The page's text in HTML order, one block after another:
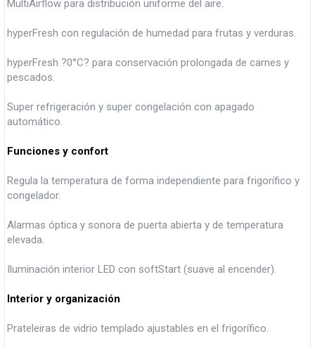
MultiAirflow para distribución uniforme del aire.
hyperFresh con regulación de humedad para frutas y verduras.
hyperFresh ?0°C? para conservación prolongada de carnes y
pescados.
Super refrigeración y super congelación con apagado
automático.
Funciones y confort
Regula la temperatura de forma independiente para frigorífico y
congelador.
Alarmas óptica y sonora de puerta abierta y de temperatura
elevada.
Iluminación interior LED con softStart (suave al encender).
Interior y organización
Prateleiras de vidrio templado ajustables en el frigorífico.